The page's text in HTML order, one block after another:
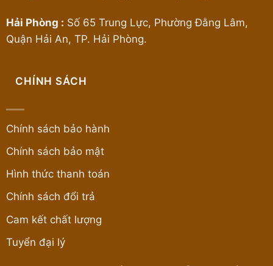
Hải Phòng : Số 65 Trung Lực, Phường Đằng Lâm,
Quận Hải An, TP. Hải Phòng.
CHÍNH SÁCH
Chính sách bảo hành
Chính sách bảo mật
Hình thức thanh toán
Chính sách đổi trả
Cam kết chất lượng
Tuyển đại lý